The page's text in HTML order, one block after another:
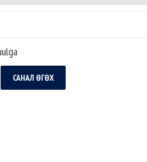
Ерөнхий с..
САНАЛ ӨГӨХ